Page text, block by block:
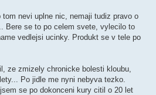
nevi uplne nic, nemaji tudiz pravo o
Bere se to po celem svete, vylecilo to
vedlejsi ucinky. Produkt se v tele po
ze zmizely chronicke bolesti kloubu,
Po jidle me nyni nebyva tezko.
se po dokonceni kury citil o 20 let